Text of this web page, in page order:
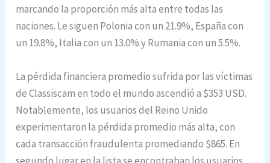
marcando la proporción más alta entre todas las
naciones. Le siguen Polonia con un 21.9%, España con
un 19.8%, Italia con un 13.0% y Rumania con un 5.5%.
La pérdida financiera promedio sufrida por las víctimas
de Classiscam en todo el mundo ascendió a $353 USD.
Notablemente, los usuarios del Reino Unido
experimentaron la pérdida promedio más alta, con
cada transacción fraudulenta promediando $865. En
segundo lugar en la lista se encontraban los usuarios